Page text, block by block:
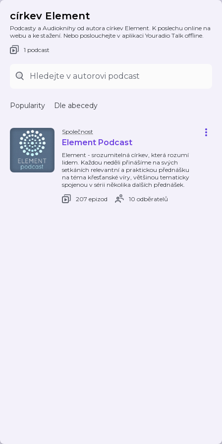
církev Element
Podcasty a Audioknihy od autora církev Element. K poslechu online na
webu a ke stažení. Nebo poslouchejte v aplikaci Youradio Talk offline.
1 podcast
Popularity Dle abecedy
Společnost
Element Podcast
Element - srozumitelná církev, která rozumí
lidem. Každou neděli přinášíme na svých
setkáních relevantní a praktickou přednášku
na téma křesťanské víry, většinou tematicky
spojenou v sérii několika dalších přednášek.
207 epizod
10 odběratelů